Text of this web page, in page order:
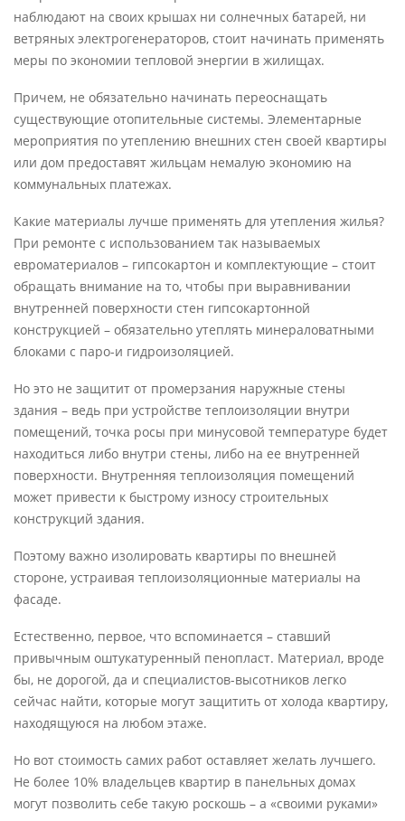
наблюдают на своих крышах ни солнечных батарей, ни
ветряных электрогенераторов, стоит начинать применять
меры по экономии тепловой энергии в жилищах.
Причем, не обязательно начинать переоснащать
существующие отопительные системы. Элементарные
мероприятия по утеплению внешних стен своей квартиры
или дом предоставят жильцам немалую экономию на
коммунальных платежах.
Какие материалы лучше применять для утепления жилья?
При ремонте с использованием так называемых
евроматериалов – гипсокартон и комплектующие – стоит
обращать внимание на то, чтобы при выравнивании
внутренней поверхности стен гипсокартонной
конструкцией – обязательно утеплять минераловатными
блоками с паро-и гидроизоляцией.
Но это не защитит от промерзания наружные стены
здания – ведь при устройстве теплоизоляции внутри
помещений, точка росы при минусовой температуре будет
находиться либо внутри стены, либо на ее внутренней
поверхности. Внутренняя теплоизоляция помещений
может привести к быстрому износу строительных
конструкций здания.
Поэтому важно изолировать квартиры по внешней
стороне, устраивая теплоизоляционные материалы на
фасаде.
Естественно, первое, что вспоминается – ставший
привычным оштукатуренный пенопласт. Материал, вроде
бы, не дорогой, да и специалистов-высотников легко
сейчас найти, которые могут защитить от холода квартиру,
находящуюся на любом этаже.
Но вот стоимость самих работ оставляет желать лучшего.
Не более 10% владельцев квартир в панельных домах
могут позволить себе такую роскошь – а «своими руками»